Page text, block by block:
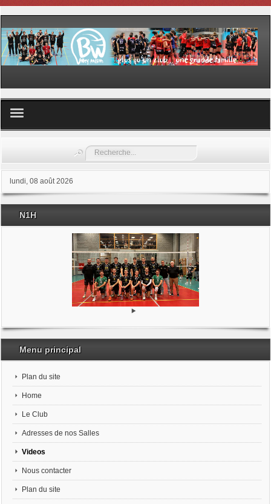
Les samedis du sport
Les stages
Documents
Rechercher
lundi, 08 août 2026
N1H
Menu principal
Plan du site
Home
Le Club
Adresses de nos Salles
Videos
Nous contacter
Plan du site